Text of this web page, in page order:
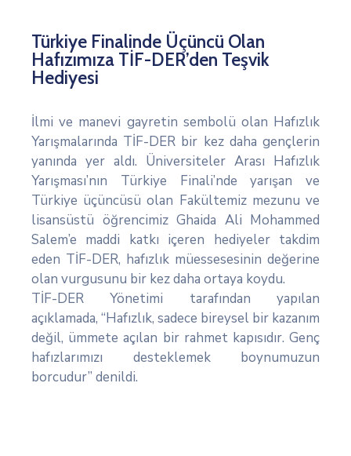
Türkiye Finalinde Üçüncü Olan
Hafızımıza TİF-DER’den Teşvik
Hediyesi
İlmi ve manevi gayretin sembolü olan Hafızlık
Yarışmalarında TİF-DER bir kez daha gençlerin
yanında yer aldı. Üniversiteler Arası Hafızlık
Yarışması’nın Türkiye Finali’nde yarışan ve
Türkiye üçüncüsü olan Fakültemiz mezunu ve
lisansüstü öğrencimiz Ghaida Ali Mohammed
Salem’e maddi katkı içeren hediyeler takdim
eden TİF-DER, hafızlık müessesesinin değerine
olan vurgusunu bir kez daha ortaya koydu.
TİF-DER Yönetimi tarafından yapılan
açıklamada, “Hafızlık, sadece bireysel bir kazanım
değil, ümmete açılan bir rahmet kapısıdır. Genç
hafızlarımızı desteklemek boynumuzun
borcudur” denildi.